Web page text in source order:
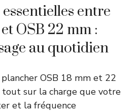
entre
OSB 22 mm :
au quotidien
OSB 18 mm et 22
tout sur la charge que votre
et la fréquence